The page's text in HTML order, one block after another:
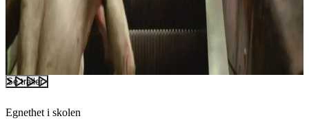
Se trailer
Egnethet i skolen